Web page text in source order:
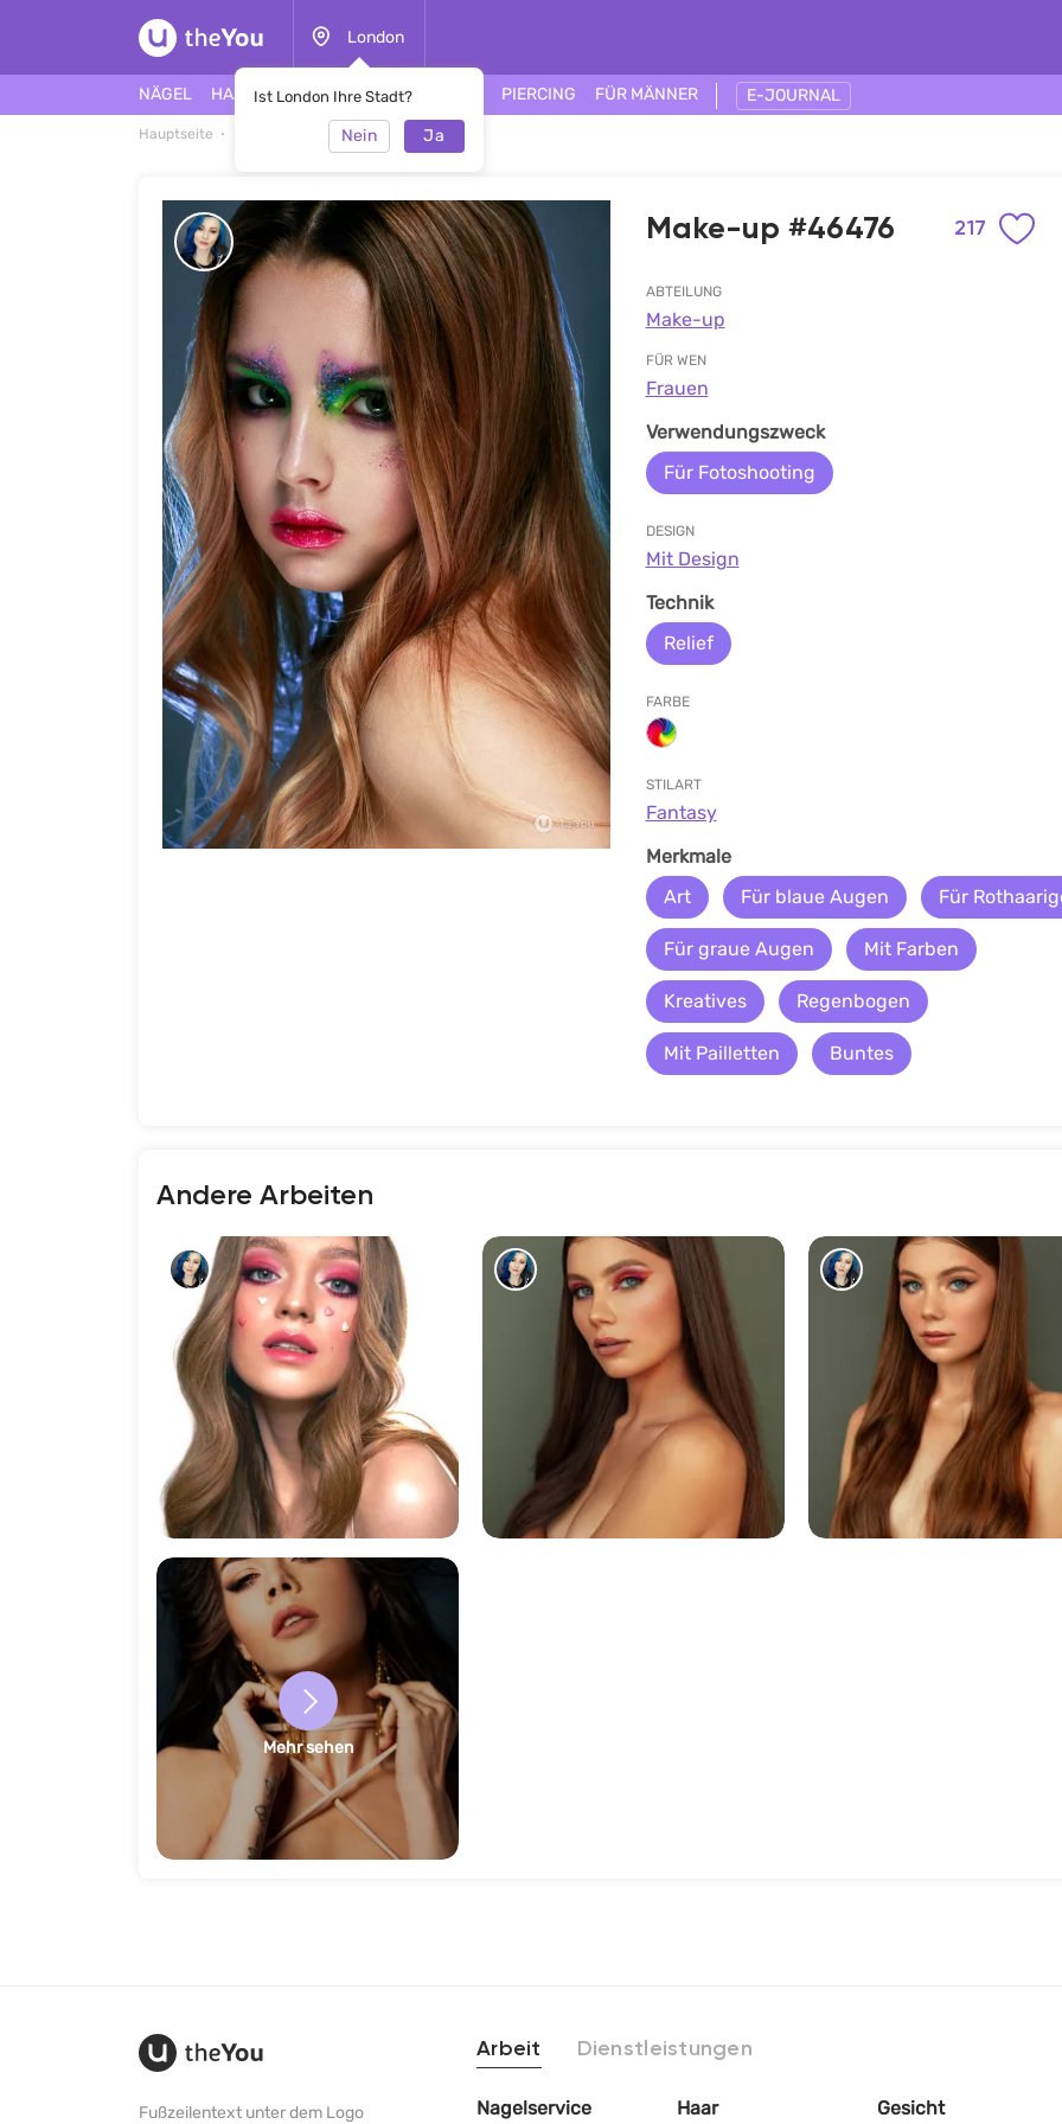
London
Ist London Ihre Stadt?
Nein Ja
NÄGEL HAARE GESICHT TÄTOWIERUNG PIERCING FÜR MÄNNER E-JOURNAL
Hauptseite Make-up #46476
Make-up #46476 217
ABTEILUNG
Make-up
FÜR WEN
Frauen
Verwendungszweck
Für Fotoshooting
DESIGN
Mit Design
Technik
Relief
FARBE
STILART
Fantasy
Merkmale
Art
Für blaue Augen Für
Für graue Augen Mit Farben
Kreatives Regenbogen
Mit Pailletten Buntes
Andere Arbeiten
4684 3946 4225
Mehr sehen
Fußzeilentext unter dem Logo
Arbeit Dienstleistungen
Nagelservice Haar Gesicht